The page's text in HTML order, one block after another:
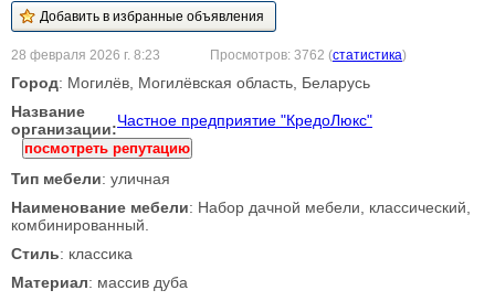
28 февраля 2026 г. 8:23 Просмотров: 3762 (статистика)
Город: Могилёв, Могилёвская область, Беларусь
Название
организации:Частное предприятие "КредоЛюкс"
посмотреть репутацию
Тип мебели: уличная
Наименование мебели: Набор дачной мебели, классический,
комбинированный.
Стиль: классика
Материал: массив дуба